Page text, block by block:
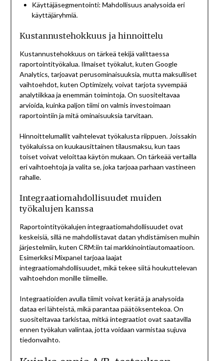
Käyttäjäsegmentointi: Mahdollisuus analysoida eri
käyttäjäryhmiä.
Kustannustehokkuus ja hinnoittelu
Kustannustehokkuus on tärkeä tekijä valittaessa
raportointityökalua. Ilmaiset työkalut, kuten Google
Analytics, tarjoavat perusominaisuuksia, mutta maksulliset
vaihtoehdot, kuten Optimizely, voivat tarjota syvempää
analytiikkaa ja enemmän toimintoja. On suositeltavaa
arvioida, kuinka paljon tiimi on valmis investoimaan
raportointiin ja mitä ominaisuuksia tarvitaan.
Hinnoittelumallit vaihtelevat työkalusta riippuen. Joissakin
työkaluissa on kuukausittainen tilausmaksu, kun taas
toiset voivat veloittaa käytön mukaan. On tärkeää vertailla
eri vaihtoehtoja ja valita se, joka tarjoaa parhaan vastineen
rahalle.
Integraatiomahdollisuudet muiden
työkalujen kanssa
Raportointityökalujen integraatiomahdollisuudet ovat
keskeisiä, sillä ne mahdollistavat datan yhdistämisen muihin
järjestelmiin, kuten CRM:iin tai markkinointiautomaatioon.
Esimerkiksi Mixpanel tarjoaa laajat
integraatiomahdollisuudet, mikä tekee siitä houkuttelevan
vaihtoehdon monille tiimeille.
Integraatioiden avulla tiimit voivat kerätä ja analysoida
dataa eri lähteistä, mikä parantaa päätöksentekoa. On
suositeltavaa tarkistaa, mitkä integraatiot ovat saatavilla
ennen työkalun valintaa, jotta voidaan varmistaa sujuva
tiedonvaihto.